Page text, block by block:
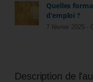
Quelles
d’emploi ?
7 février 2025 -
Description de